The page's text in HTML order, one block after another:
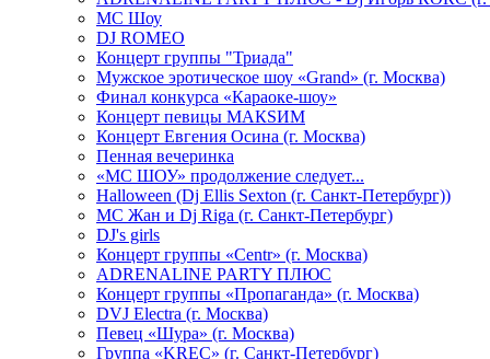
MC Шоу
DJ ROMEO
Концерт группы "Триада"
Мужское эротическое шоу «Grand» (г. Москва)
Финал конкурса «Караоке-шоу»
Концерт певицы МАКSИМ
Концерт Евгения Осина (г. Москва)
Пенная вечеринка
«МС ШОУ» продолжение следует...
Halloween (Dj Ellis Sexton (г. Санкт-Петербург))
МС Жан и Dj Riga (г. Санкт-Петербург)
DJ's girls
Концерт группы «Centr» (г. Москва)
ADRENALINE PARTY ПЛЮС
Концерт группы «Пропаганда» (г. Москва)
DVJ Electra (г. Москва)
Певец «Шура» (г. Москва)
Группа «KREC» (г. Санкт-Петербург)